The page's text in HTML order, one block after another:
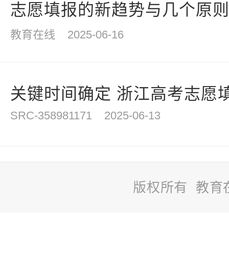
志愿填报的新趋势与几个原
教育在线 2025-06-16
关键时间确定 浙江高考志愿
SRC-358981171 2025-06-13
版权所有 教育